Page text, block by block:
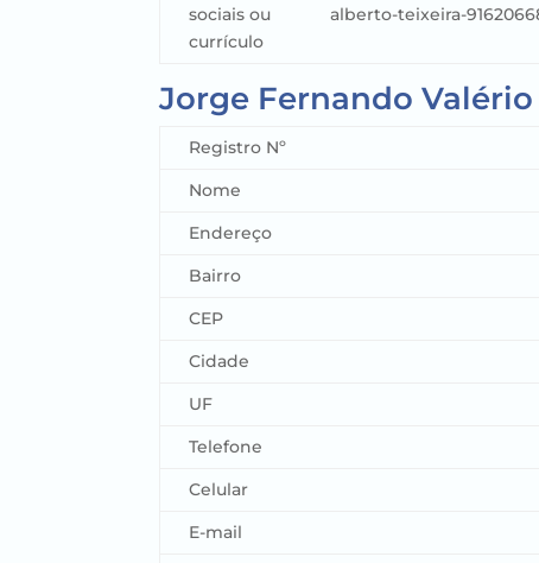
sociais ou
currículo
alberto-teixeira-
Jorge Fernando Valério
Registro Nº
Nome
Endereço
Bairro
CEP
Cidade
UF
Telefone
Celular
E-mail